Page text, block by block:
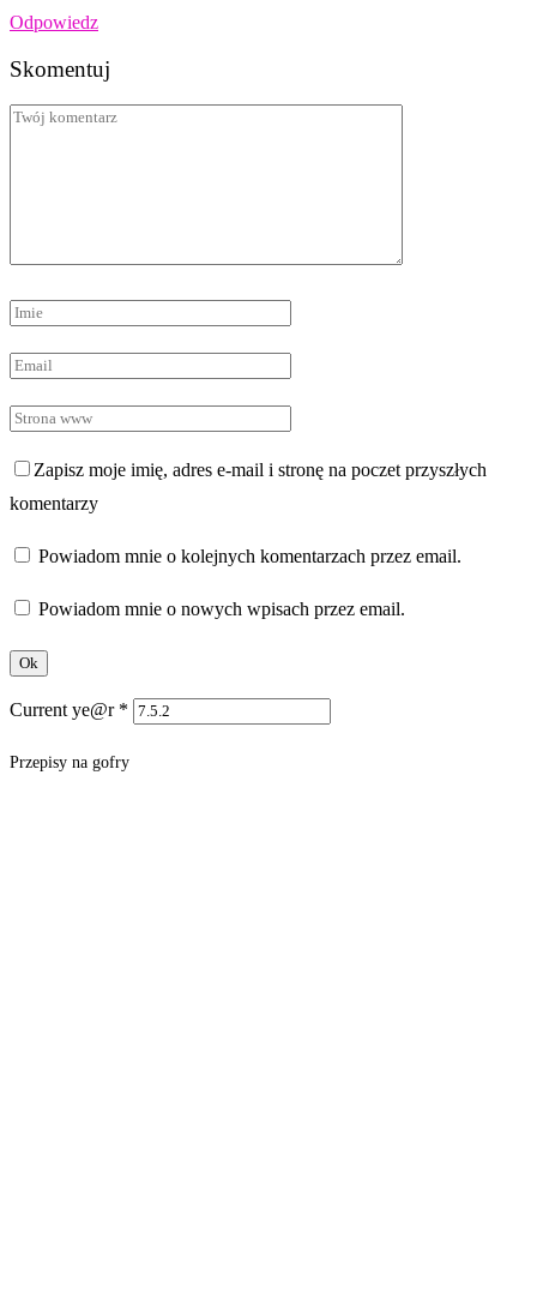
Odpowiedz
Skomentuj
Zapisz moje imię, adres e-mail i stronę na poczet przyszłych
komentarzy
Powiadom mnie o kolejnych komentarzach przez email.
Powiadom mnie o nowych wpisach przez email.
Current ye@r *
Przepisy na gofry